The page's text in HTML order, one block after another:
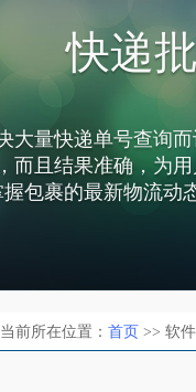
当前所在位置： 首页 >> 软